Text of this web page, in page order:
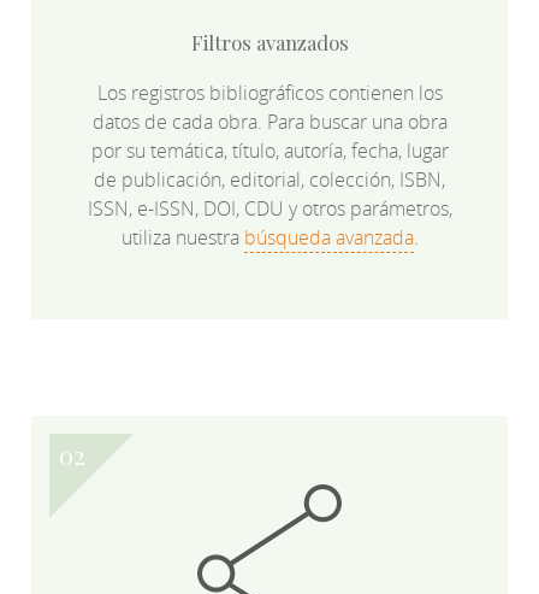
Filtros avanzados
Los registros bibliográficos contienen los
datos de cada obra. Para buscar una obra
por su temática, título, autoría, fecha, lugar
de publicación, editorial, colección, ISBN,
ISSN, e-ISSN, DOI, CDU y otros parámetros,
utiliza nuestra búsqueda avanzada.